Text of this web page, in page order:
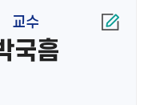
교수
국흠